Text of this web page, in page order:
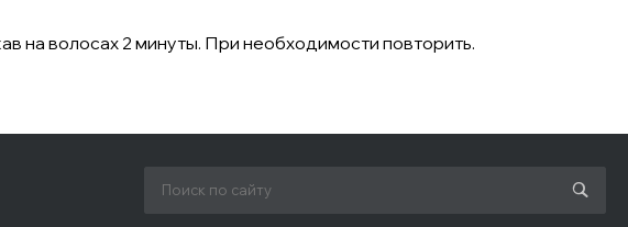
на волосах 2 минуты. При необходимости повторить.